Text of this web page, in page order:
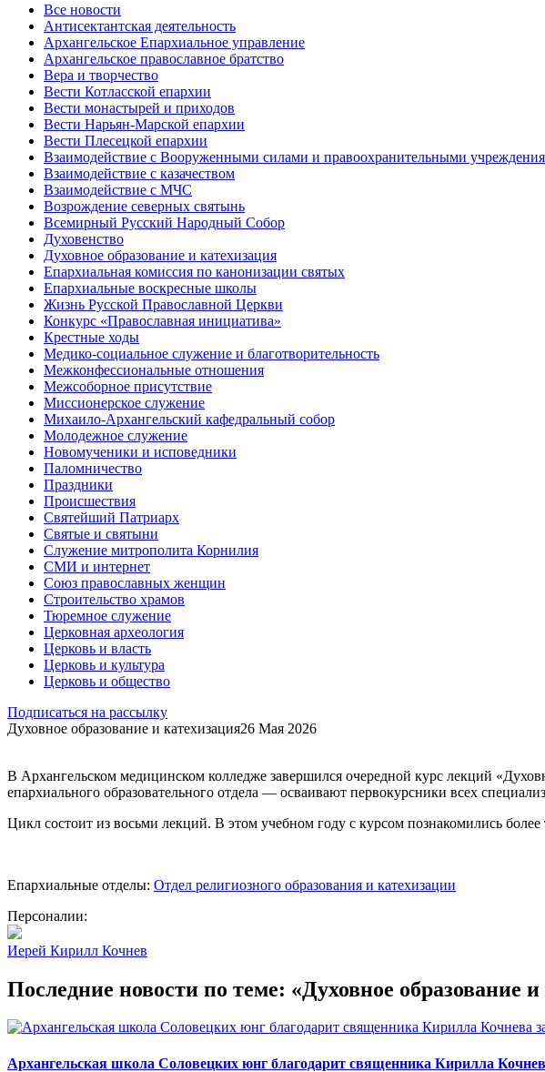
Все новости
Антисектантская деятельность
Архангельское Епархиальное управление
Архангельское православное братство
Вера и творчество
Вести Котласской епархии
Вести монастырей и приходов
Вести Нарьян-Марской епархии
Вести Плесецкой епархии
Взаимодействие с Вооруженными силами и правоохранительными
Взаимодействие с казачеством
Взаимодействие с МЧС
Возрождение северных святынь
Всемирный Русский Народный Собор
Духовенство
Духовное образование и катехизация
Епархиальная комиссия по канонизации святых
Епархиальные воскресные школы
Жизнь Русской Православной Церкви
Конкурс «Православная инициатива»
Крестные ходы
Медико-социальное служение и благотворительность
Межконфессиональные отношения
Межсоборное присутствие
Миссионерское служение
Михаило-Архангельский кафедральный собор
Молодежное служение
Новомученики и исповедники
Паломничество
Праздники
Происшествия
Святейший Патриарх
Святые и святыни
Служение митрополита Корнилия
СМИ и интернет
Союз православных женщин
Строительство храмов
Тюремное служение
Церковная археология
Церковь и власть
Церковь и культура
Церковь и общество
Подписаться на рассылку
Духовное образование и катехизация26 Мая 2026
В Архангельском медицинском колледже завершился очередной курс лекций
епархиального образовательного отдела — осваивают первокурсники всех
Цикл состоит из восьми лекций. В этом учебном году с курсом познакомились более
Епархиальные отделы: Отдел религиозного образования и катехизации
Персоналии:
Иерей Кирилл Кочнев
Последние новости по теме: «Духовное образование и
Архангельская школа Соловецких юнг благодарит священника Кирилла